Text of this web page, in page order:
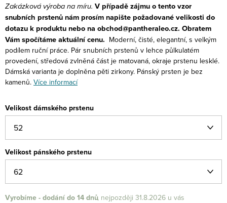
Zakázková výroba na míru. V případě zájmu o tento vzor
snubních prstenů nám prosím napište požadované velikosti do
dotazu k produktu nebo na obchod@pantheraleo.cz. Obratem
Vám spočítáme aktuální cenu. Moderní, čisté, elegantní, s velkým
podílem ruční práce. Pár snubních prstenů v lehce půlkulatém
provedení, středová zvlněná část je matovaná, okraje prstenu lesklé.
Dámská varianta je doplněna pěti zirkony. Pánský prsten je bez
kamenů. Více informací
Velikost dámského prstenu
Velikost pánského prstenu
Vyrobíme - dodání do 14 dnů
31.8.2026